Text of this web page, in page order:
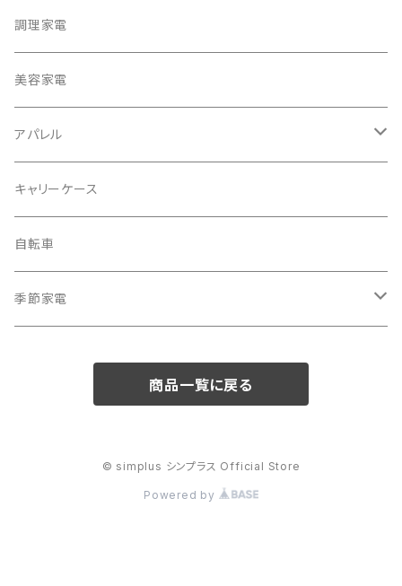
テレビ
冷蔵庫・冷凍庫
洗濯機
掃除機
電動モップ
カーペットクリーナー
AV機器
シュレッダー
自動開閉ゴミ箱
調理家電
美容家電
アパレル
バッグ
メンズ
レディース
キャリーケース
自転車
季節家電
サーキュレーター
スポットクーラー
商品一覧に戻る
© simplus シンプラス Official Store
Powered by